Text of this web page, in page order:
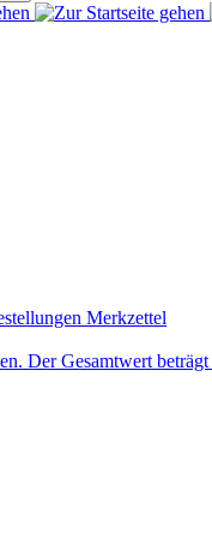
Merkzettel
Der Gesamtwert